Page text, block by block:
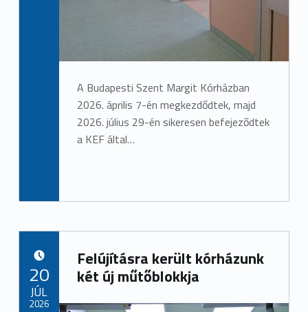
A Budapesti Szent Margit Kórházban
2026. április 7-én megkezdődtek, majd
2026. július 29-én sikeresen befejeződtek
a KEF által…
Felújításra került kórházunk
két új műtőblokkja
20
JÚL
2026